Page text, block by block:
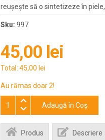
reușește să o sintetizeze în
Sku: 997
45,00 lei
Total: 45,00 lei
Au rămas doar 2!
Adaugă în Coş
Produs Descriere